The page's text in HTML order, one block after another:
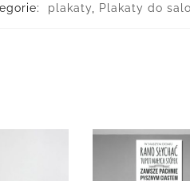
plakaty Plakaty do